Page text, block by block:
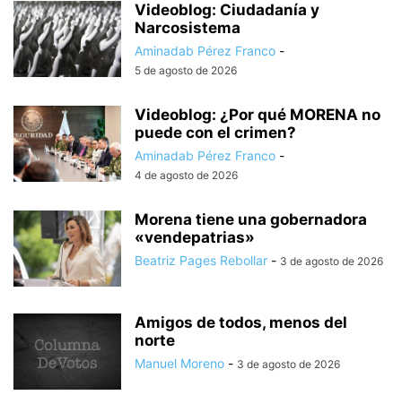
Videoblog: Ciudadanía y
Narcosistema
Aminadab Pérez Franco -
5 de agosto de 2026
Videoblog: ¿Por qué MORENA no
puede con el crimen?
Aminadab Pérez Franco -
4 de agosto de 2026
Morena tiene una gobernadora
«vendepatrias»
Beatriz Pages Rebollar - 3 de agosto de 2026
Amigos de todos, menos del
norte
Manuel Moreno - 3 de agosto de 2026